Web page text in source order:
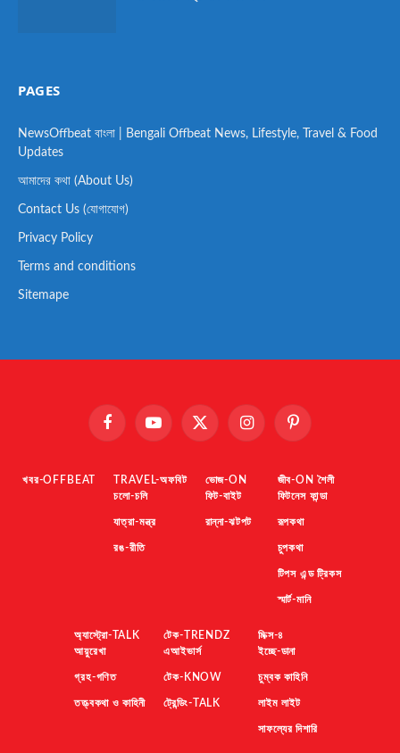
PAGES
NewsOffbeat বাংলা | Bengali Offbeat News, Lifestyle, Travel & Food
Updates
আমাদের কথা (About Us)
Contact Us (যোগাযোগ)
Privacy Policy
Terms and conditions
Sitemape
FacebookYouTube X
InstagramPinterest
খবর-OFFBEAT
TRAVEL-অফবিট
চলো-চলি
যাত্রা-মন্ত্র
রঙ-রীতি
ভোজ-ON
ফিট-বাইট
রান্না-ঝটপট
জীব-ON শৈলী
ফিটনেস ফান্ডা
রূপকথা
চুপকথা
টিপস এন্ড ট্রিকস
স্মার্ট-মানি
অ্যাস্ট্রো-TALK
আয়ুরেখা
গ্রহ-গণিত
তত্ত্বকথা ও কাহিনী
টেক-TRENDZ
এআইভার্স
টেক-KNOW
ট্রেন্ডিং-TALK
মিক্স-৪
ইচ্ছে-ডানা
চুম্বক কাহিনি
লাইম লাইট
সাফল্যের দিশারি